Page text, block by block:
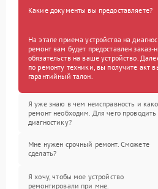
Какие документы вы предоставляете?
На этапе приема устройства на
ремонт вам будет предоставлен
обязательств на ваше устройство.
по ремонту техники, вы получите акт
гарантийный талон.
Я уже знаю в чем неисправность и
ремонт необходим. Для чего проводить
диагностику?
Мне нужен срочный ремонт. Сможете
сделать?
Я хочу, чтобы мое устройство
ремонтировали при мне.